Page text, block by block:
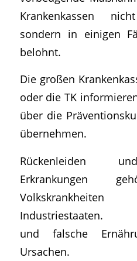
Krankenkassen
sondern in einigen
belohnt.
Die großen
oder die TK
über die
übernehmen.
Rückenleiden
Erkrankungen
Industriestaaten.
und falsche
Ursachen.